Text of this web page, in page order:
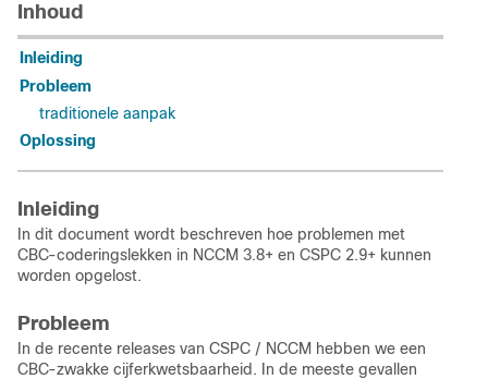
Inhoud
Inleiding
Probleem
traditionele aanpak
Oplossing
Inleiding
In dit document wordt beschreven hoe problemen met
CBC-coderingslekken in NCCM 3.8+ en CSPC 2.9+ kunnen
worden opgelost.
Probleem
In de recente releases van CSPC / NCCM hebben we een
CBC-zwakke cijferkwetsbaarheid. In de meeste gevallen